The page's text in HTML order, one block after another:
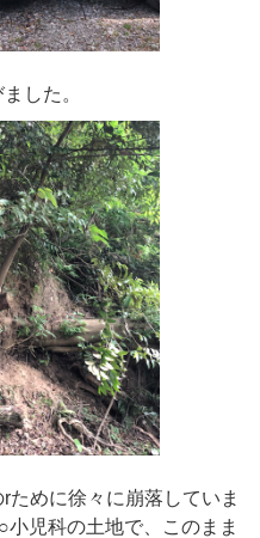
した。
めに徐々に崩落していま
児科の土地で、このまま